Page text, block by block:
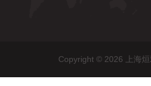
Copyright © 2026 上海